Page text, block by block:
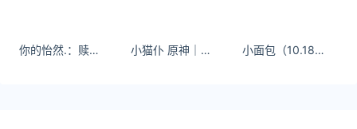
你的怡然.：赎回马甲线的夏天 小猫仆 原神｜雷电将军cos 女仆装自拍壁纸 小面包（10.18周年庆）：面包在西安腾势等你哦～ #西安十一车展 #西安十一去哪玩 #车模 #甜妹